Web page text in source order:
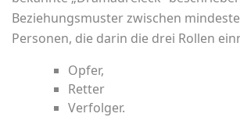
Beziehungsmuster zwischen
Personen, die darin die drei Rollen
Opfer,
Retter
Verfolger.